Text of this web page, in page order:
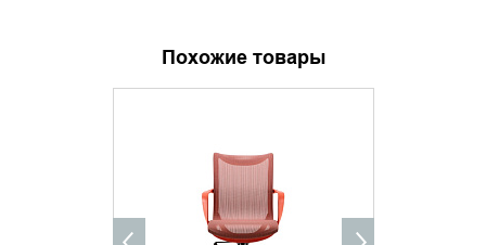
Похожие товары
УТОЧНИТЬ НАЛИЧИЕ